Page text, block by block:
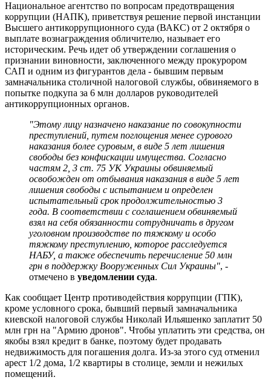
Национальное агентство по вопросам предотвращения
коррупции (НАПК), приветствуя решение первой инстанции
Высшего антикоррупционного суда (ВАКС) от 2 октября о
выплате вознаграждения обличителю, называет его
историческим. Речь идет об утверждении соглашения о
признании виновности, заключенного между прокурором
САП и одним из фигурантов дела - бывшим первым
замначальника столичной налоговой службы, обвиняемого в
попытке подкупа за 6 млн долларов руководителей
антикоррупционных органов.
"Этому лицу назначено наказание по совокупности
преступлений, путем поглощения менее сурового
наказания более суровым, в виде 5 лет лишения
свободы без конфискации имущества. Согласно
частям 2, 3 ст. 75 УК Украины обвиняемый
освобожден от отбывания наказания в виде 5 лет
лишения свободы с испытанием и определен
испытательный срок продолжительностью 3
года. В соответствии с соглашением обвиняемый
взял на себя обязанности сотрудничать в другом
уголовном производстве по тяжкому и особо
тяжкому преступлению, которое расследуется
НАБУ, а также обеспечить перечисление 50 млн
грн в поддержку Вооруженных Сил Украины", -
отмечено в уведомлении суда.
Как сообщает Центр противодействия коррупции (ГПК),
кроме условного срока, бывший первый замначальника
киевской налоговой службы Николай Ильяшенко заплатит 50
млн грн на "Армию дронов". Чтобы уплатить эти средства, он
якобы взял кредит в банке, поэтому будет продавать
недвижимость для погашения долга. Из-за этого суд отменил
арест 1/2 дома, 1/2 квартиры в столице, земли и нежилых
помещений.